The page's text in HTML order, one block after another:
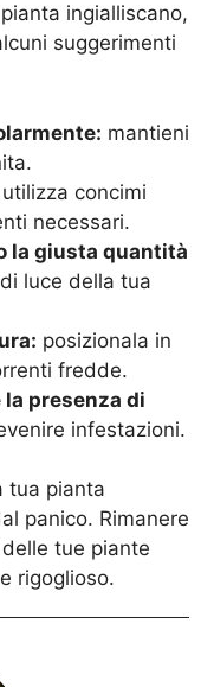
ingialliscano,
suggerimenti
mantieni
utilizza concimi
necessari.
la giusta quantità
luce della tua
posizionala in
fredde.
presenza di
infestazioni.
tua pianta
panico. Rimanere
tue piante
rigoglioso.